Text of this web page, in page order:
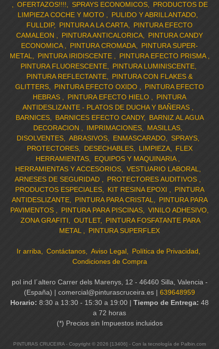
OFERTAZOS!!!!
SPRAYS ECONOMICOS
PRODUCTOS DE
LIMPIEZA COCHE Y MOTO
PULIDO Y ABRILLANTADO
FULLDIP
PINTURA A LA CARTA
PINTURA EFECTO
CAMALEON
PINTURA ANTICALORICA
PINTURA CANDY
ECONOMICA
PINTURA CROMADA
PINTURA SUPER-
METAL
PINTURA IRIDISCENTE
PINTURA EFECTO PRISMA
PINTURA FLUORESCENTE
PINTURA LUMINISCENTE
PINTURA REFLECTANTE
PINTURA CON FLAKES &
GLITTERS
PINTURA EFECTO OXIDO
PINTURA EFECTO
HEBRAS
PINTURA EFECTO HIELO
PINTURA
ANTIDESLIZANTE - PLATOS DE DUCHA Y BAÑERAS
BARNICES
BARNICES EFECTO CANDY
BARNIZ AL AGUA
DECORACION
IMPRIMACIONES
MASILLAS
DISOLVENTES
ABRASIVOS ENMASCARADO
SPRAYS
PROTECTORES
DESECHABLES LIMPIEZA
FLEX
HERRAMIENTAS
EQUIPOS Y MAQUINARIA
HERRAMIENTAS Y ACCESORIOS
VESTUARIO LABORAL
ARNESES DE SEGURIDAD
PROTECTORES AUDITIVOS
PRODUCTOS ESPECIALES
KIT RESINA EPOXI
PINTURA
ANTIDESLIZANTE
PINTURA PARA CRISTAL
PINTURA PARA
PAVIMENTOS
PINTURA PARA PISCINAS
VINILO ADHESIVO
ZONA GRAFITI
OUTLET
PINTURA FOSFATANTE PARA
METAL
PINTURA SUPERFLEX
Ir arriba Contáctanos Aviso Legal
Política de Privacidad
Condiciones de Compra
pol ind l´altero Carrer dels Marenys, 12 - 46460 Silla, Valencia -
(España) | comercial@pinturascruceira.es | 639648959
Horario: 8:30 a 13:30 - 15:30 a 19:00 | Tiempo de Entrega: 48
a 72 horas
(*) Precios sin Impuestos incluidos
PINTURAS CRUCEIRA - Copyright © 2026 [13406] - Con la tecnología de Palbin.com